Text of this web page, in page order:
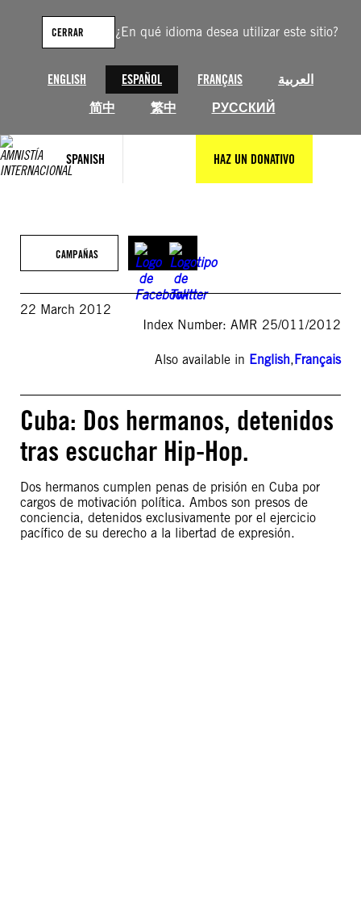
¿En qué idioma desea utilizar este sitio?
ENGLISH ESPAÑOL FRANÇAIS
العربية
简中
繁中 РУССКИЙ
CERRAR
SPANISH HAZ UN DONATIVO
contenido
CAMPAÑAS
22 March 2012
Index Number: AMR 25/011/2012
Also available in English,Français
Cuba: Dos hermanos, detenidos
tras escuchar Hip-Hop.
Dos hermanos cumplen penas de prisión en Cuba por
cargos de motivación política. Ambos son presos de
conciencia, detenidos exclusivamente por el ejercicio
pacífico de su derecho a la libertad de expresión.